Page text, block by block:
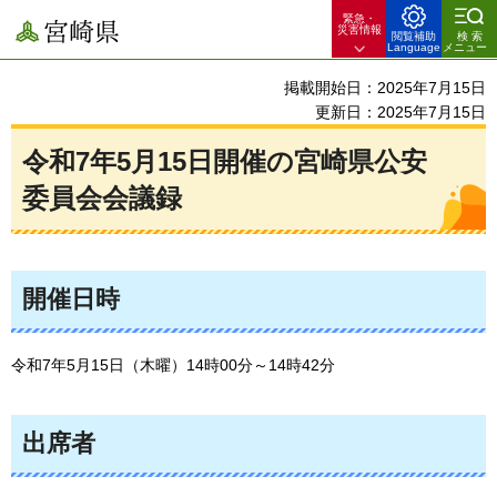
宮崎県
緊急・
災害情報
閲覧補助
Language
検索
メニュー
掲載開始日：2025年7月15日
更新日：2025年7月15日
令和7年5月15日開催の宮崎県公安
委員会会議録
開催日時
令和7年5月15日（木曜）14時00分～14時42分
出席者